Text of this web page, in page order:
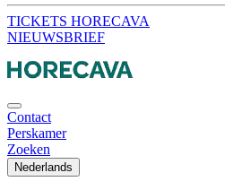
TICKETS HORECAVA
NIEUWSBRIEF
Contact
Perskamer
Zoeken
Nederlands